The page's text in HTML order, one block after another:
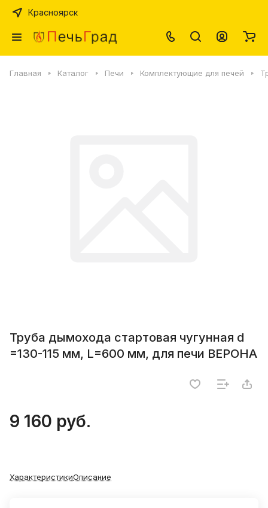
Красноярск
Главная Каталог Печи Комплектующие для печей
Труба дымохода стартовая чугунная d
=130-115 мм, L=600 мм, для печи ВЕРОНА
9 160 руб.
ХарактеристикиОписание